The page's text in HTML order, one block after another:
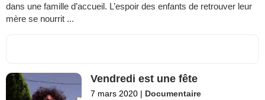
dans une famille d’accueil. L’espoir des enfants de retrouver leur
mère se nourrit ...
Vendredi est une fête
7 mars 2020 | Documentaire